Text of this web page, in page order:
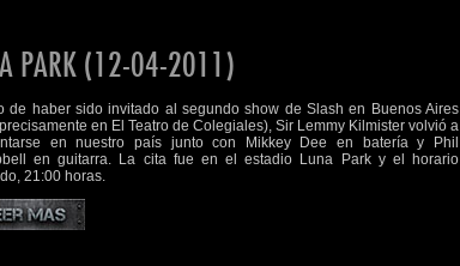
PARK (12-04-2011)
de haber sido invitado al segundo show de Slash en Buenos Aires
en El Teatro de Colegiales), Sir Lemmy Kilmister volvió a
en nuestro país junto con Mikkey Dee en batería y Phil
en guitarra. La cita fue en el estadio Luna Park y el horario
21:00 horas.